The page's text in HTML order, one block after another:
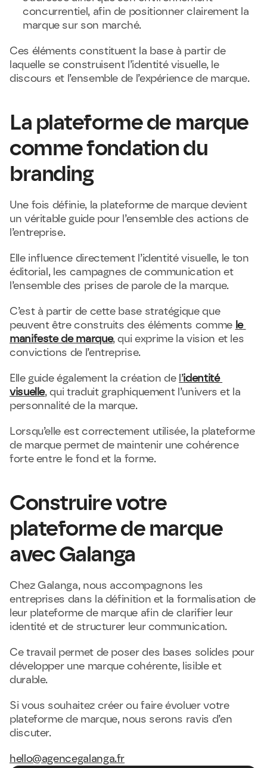
concurrentiel, afin de positionner clairement la
marque sur son marché.
Ces éléments constituent la base à partir de
laquelle se construisent l’identité visuelle, le
discours et l’ensemble de l’expérience de marque.
La plateforme de marque
comme fondation du
branding
Une fois définie, la plateforme de marque devient
un véritable guide pour l’ensemble des actions de
l’entreprise.
Elle influence directement l’identité visuelle, le ton
éditorial, les campagnes de communication et
l’ensemble des prises de parole de la marque.
C’est à partir de cette base stratégique que
peuvent être construits des éléments comme le
manifeste de marque, qui exprime la vision et les
convictions de l’entreprise.
Elle guide également la création de l’identité
visuelle, qui traduit graphiquement l’univers et la
personnalité de la marque.
Lorsqu’elle est correctement utilisée, la plateforme
de marque permet de maintenir une cohérence
forte entre le fond et la forme.
Construire votre
plateforme de marque
avec Galanga
Chez Galanga, nous accompagnons les
entreprises dans la définition et la formalisation de
leur plateforme de marque afin de clarifier leur
identité et de structurer leur communication.
Ce travail permet de poser des bases solides pour
développer une marque cohérente, lisible et
durable.
Si vous souhaitez créer ou faire évoluer votre
plateforme de marque, nous serons ravis d’en
discuter.
hello@agencegalanga.fr